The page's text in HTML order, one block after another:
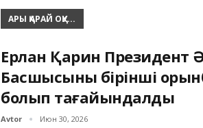
АРЫ ҚАРАЙ ОҚУ...
Ерлан Қарин Президент
Басшысының бірінші
болып тағайындалды
Avtor Июн 30, 2026